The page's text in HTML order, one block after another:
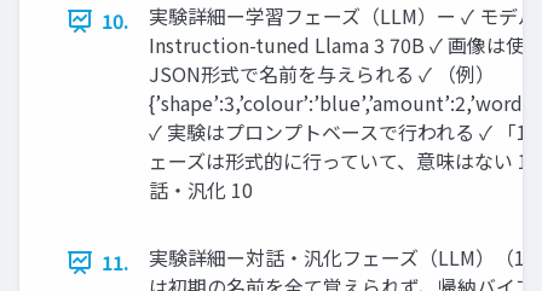
10.
実験詳細ー学習フェーズ（LLM）ー ✓ モデ
Instruction-tuned Llama 3 70B ✓ 画像は使
JSON形式で名前を与えられる ✓ （例）
✓ 実験はプロンプトベースで行われる ✓ 「1.
ェーズは形式的に行っていて、意味はない 1.
話・汎化 10
11.
実験詳細ー対話・汎化フェーズ（LLM）（1/